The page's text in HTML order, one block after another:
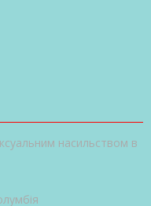
насильством в